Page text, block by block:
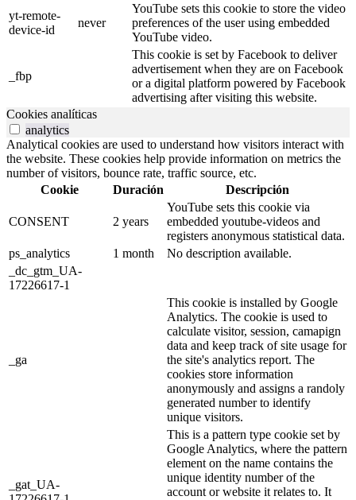
yt-remote-
device-id
never
YouTube sets this cookie to store the video
preferences of the user using embedded
YouTube video.
_fbp
This cookie is set by Facebook to deliver
advertisement when they are on Facebook
or a digital platform powered by Facebook
advertising after visiting this website.
Cookies analíticas
analytics
Analytical cookies are used to understand how visitors interact with
the website. These cookies help provide information on metrics the
number of visitors, bounce rate, traffic source, etc.
Cookie
Duración Descripción
CONSENT 2 years
YouTube sets this cookie via
embedded youtube-videos and
registers anonymous statistical data.
ps_analytics
1 month
No description available.
_dc_gtm_UA-
17226617-1
_ga
This cookie is installed by Google
Analytics. The cookie is used to
calculate visitor, session, camapign
data and keep track of site usage for
the site's analytics report. The
cookies store information
anonymously and assigns a randoly
generated number to identify
unique visitors.
_gat_UA-
This is a pattern type cookie set by
Google Analytics, where the pattern
element on the name contains the
unique identity number of the
account or website it relates to. It